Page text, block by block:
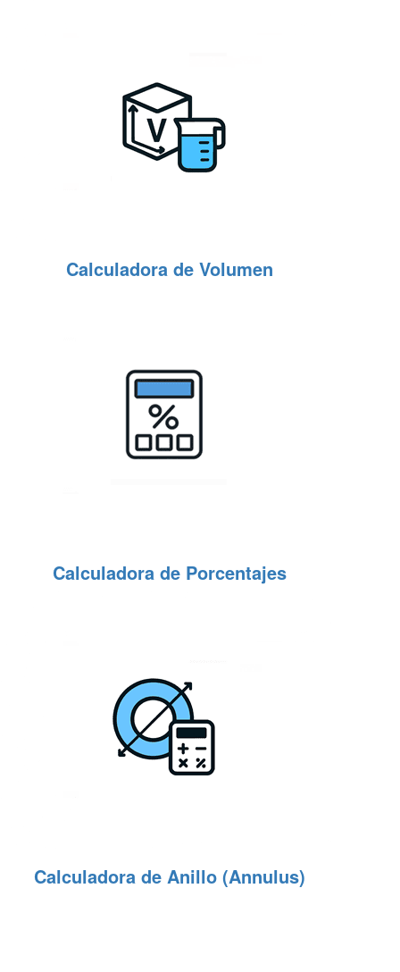
Calculadora de Volumen
Calculadora de Porcentajes
Calculadora de Anillo (Annulus)